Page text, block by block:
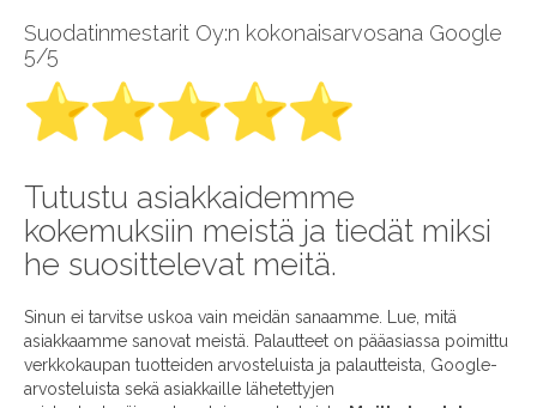
Suodatinmestarit Oy:n kokonaisarvosana Google
5/5
Tutustu asiakkaidemme
kokemuksiin meistä ja tiedät miksi
he suosittelevat meitä.
Sinun ei tarvitse uskoa vain meidän sanaamme. Lue, mitä
asiakkaamme sanovat meistä. Palautteet on pääasiassa poimittu
verkkokaupan tuotteiden arvosteluista ja palautteista, Google-
arvosteluista sekä asiakkaille lähetettyjen